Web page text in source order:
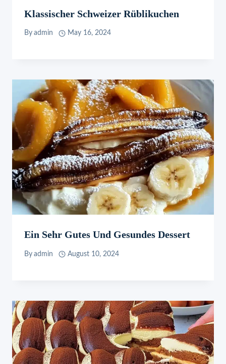
Klassischer Schweizer Rüblikuchen
By admin May 16, 2024
Ein Sehr Gutes Und Gesundes Dessert
By admin August 10, 2024